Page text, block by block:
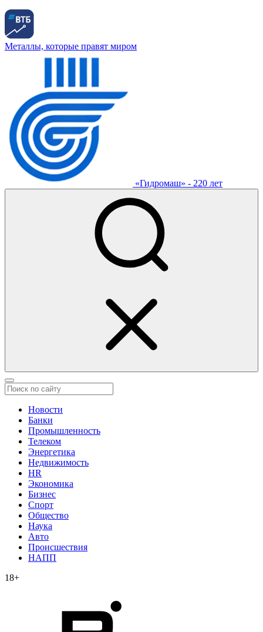
Металлы, которые правят миром
«Гидромаш» - 220 лет
Новости
Банки
Промышленность
Телеком
Энергетика
Недвижимость
HR
Экономика
Бизнес
Спорт
Общество
Наука
Авто
Происшествия
НАПП
18+